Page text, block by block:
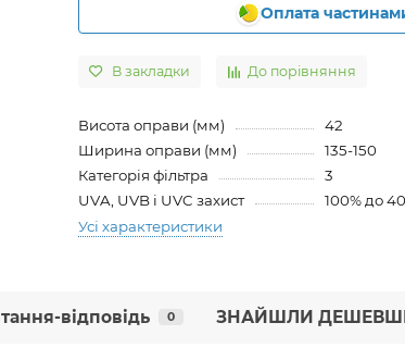
Оплата
В закладки До порівняння
Висота оправи (мм)
42
Ширина оправи (мм)
135-150
Категорія фільтра
3
UVA, UVB і UVC захист
100% до
Усі характеристики
відповідь 0 ЗНАЙШЛИ